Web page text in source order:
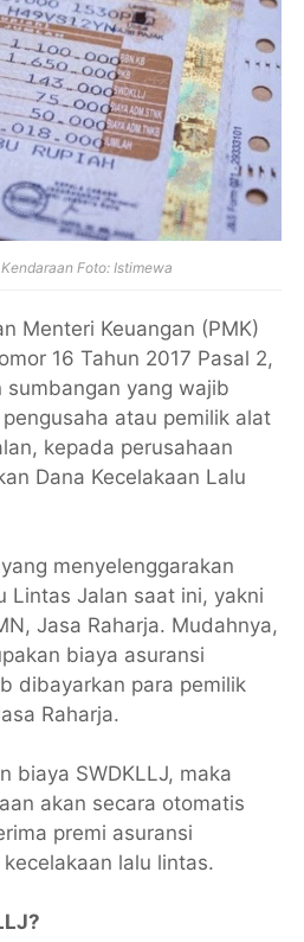
Foto: Istimewa
Menteri Keuangan (PMK)
16 Tahun 2017 Pasal 2,
sumbangan yang wajib
atau pemilik alat
kepada perusahaan
Dana Kecelakaan Lalu
menyelenggarakan
Lintas Jalan saat ini, yakni
Jasa Raharja. Mudahnya,
biaya asuransi
dibayarkan para pemilik
Raharja.
biaya SWDKLLJ, maka
akan secara otomatis
premi asuransi
lalu lintas.